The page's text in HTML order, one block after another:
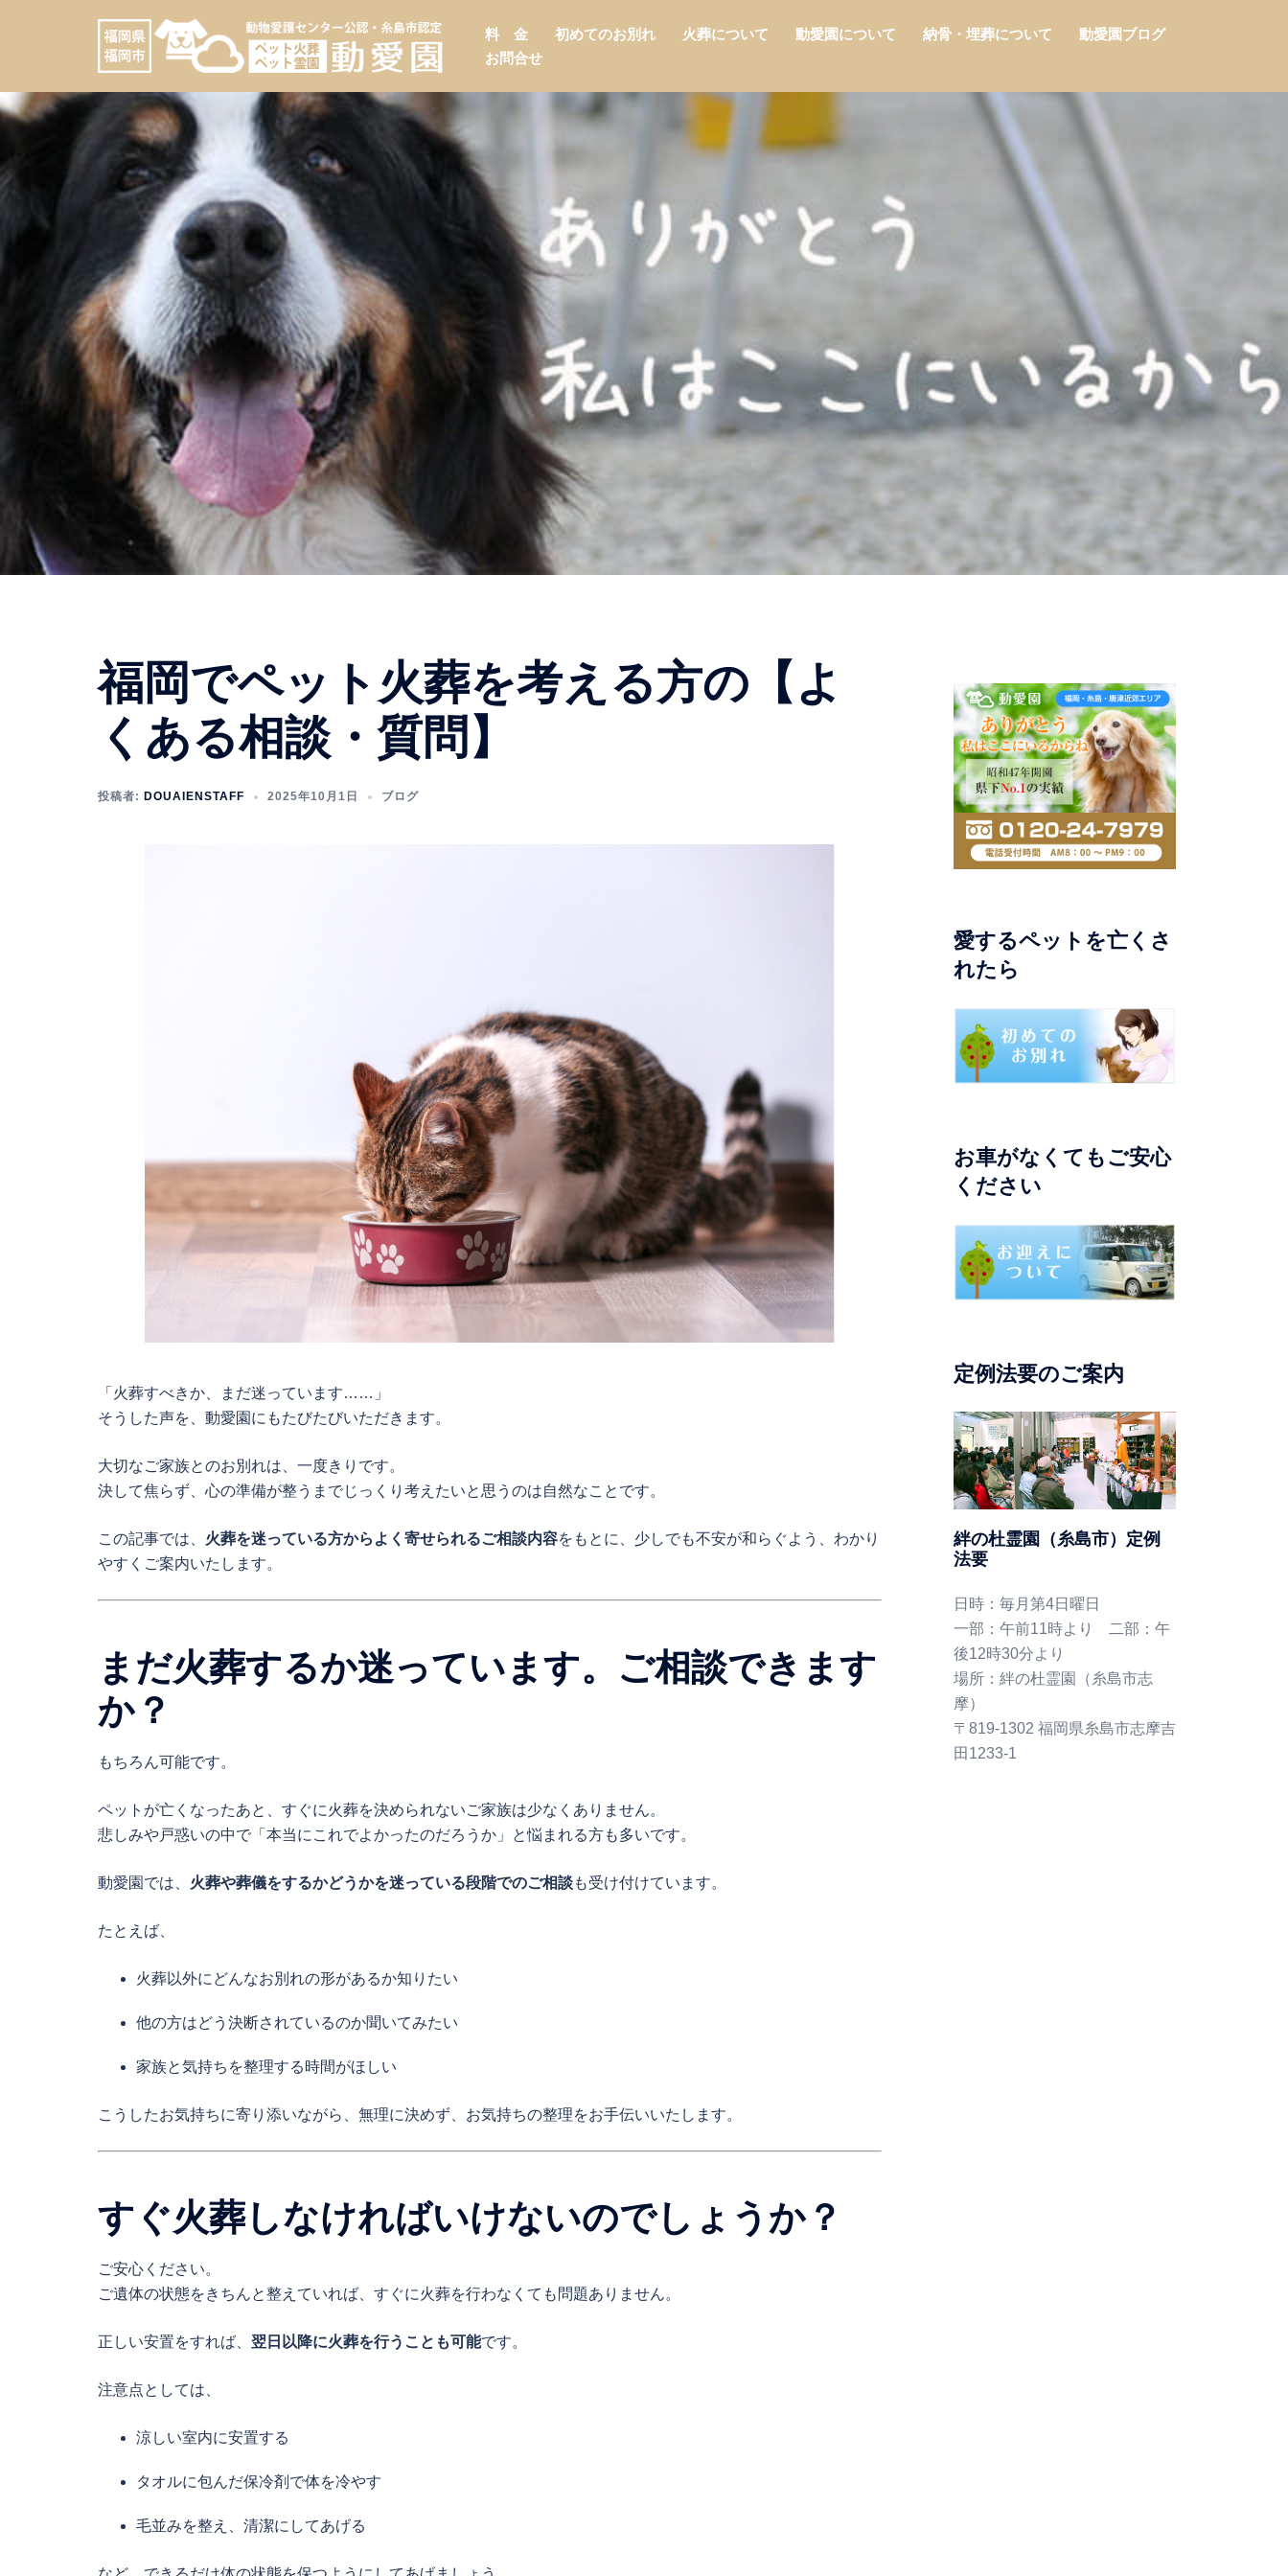
プ
ツ
ス
キ
料 金 初めてのお別れ 火葬について 動愛園について 納骨・埋葬について
動愛園ブログ
お問合せ
福岡でペット火葬を考える方の【よ
くある相談・質問】
投稿者: DOUAIENSTAFF 2025年10月1日 ブログ
「火葬すべきか、まだ迷っています……」
そうした声を、動愛園にもたびたびいただきます。
大切なご家族とのお別れは、一度きりです。
決して焦らず、心の準備が整うまでじっくり考えたいと思うのは自然なことです。
この記事では、 火葬を迷っている方からよく寄せられるご相談内容をもとに、少しでも不安が和らぐよう、わかり
やすくご案内いたします。
まだ火葬するか迷っています。ご相談できます
か？
もちろん可能です。
ペットが亡くなったあと、すぐに火葬を決められないご家族は少なくありません。
悲しみや戸惑いの中で「本当にこれでよかったのだろうか」と悩まれる方も多いです。
動愛園では、 火葬や葬儀をするかどうかを迷っている段階でのご相談も受け付けています。
たとえば、
火葬以外にどんなお別れの形があるか知りたい
他の方はどう決断されているのか聞いてみたい
家族と気持ちを整理する時間がほしい
こうしたお気持ちに寄り添いながら、無理に決めず、お気持ちの整理をお手伝いいたします。
すぐ火葬しなければいけないのでしょうか？
ご安心ください。
ご遺体の状態をきちんと整えていれば、すぐに火葬を行わなくても問題ありません。
正しい安置をすれば、 翌日以降に火葬を行うことも可能です。
注意点としては、
涼しい室内に安置する
タオルに包んだ保冷剤で体を冷やす
毛並みを整え、清潔にしてあげる
愛するペットを亡くさ
れたら
お車がなくてもご安心
ください
定例法要のご案内
絆の杜霊園（糸島市）定例
法要
日時：毎月第4日曜日
一部：午前11時より 二部：午
後12時30分より
場所：絆の杜霊園（糸島市志
摩）
〒819-1302 福岡県糸島市志摩吉
田1233-1